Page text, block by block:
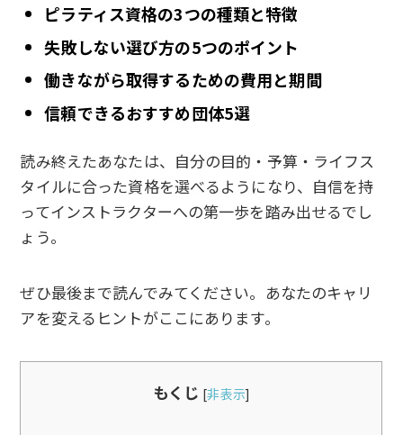
ピラティス資格の3つの種類と特徴
失敗しない選び方の5つのポイント
働きながら取得するための費用と期間
信頼できるおすすめ団体5選
読み終えたあなたは、自分の目的・予算・ライフス
タイルに合った資格を選べるようになり、自信を持
ってインストラクターへの第一歩を踏み出せるでし
ょう。
ぜひ最後まで読んでみてください。あなたのキャリ
アを変えるヒントがここにあります。
もくじ [非表示]